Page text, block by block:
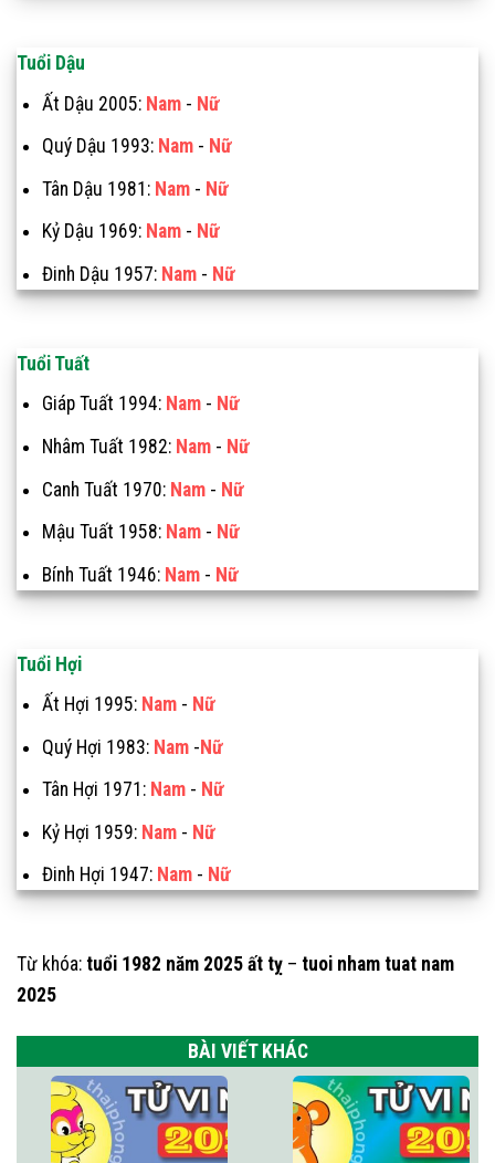
Tuổi Dậu
Ất Dậu 2005: Nam- Nữ
Quý Dậu 1993: Nam- Nữ
Tân Dậu 1981: Nam- Nữ
Kỷ Dậu 1969: Nam- Nữ
Đinh Dậu 1957: Nam- Nữ
Tuổi Tuất
Giáp Tuất 1994: Nam- Nữ
Nhâm Tuất 1982: Nam- Nữ
Canh Tuất 1970: Nam- Nữ
Mậu Tuất 1958: Nam- Nữ
Bính Tuất 1946: Nam- Nữ
Tuổi Hợi
Ất Hợi 1995: Nam- Nữ
Quý Hợi 1983: Nam-Nữ
Tân Hợi 1971: Nam- Nữ
Kỷ Hợi 1959: Nam- Nữ
Đinh Hợi 1947: Nam- Nữ
Từ khóa: tuổi 1982 năm 2025 ất tỵ – tuoi nham tuat nam
2025
BÀI VIẾT KHÁC